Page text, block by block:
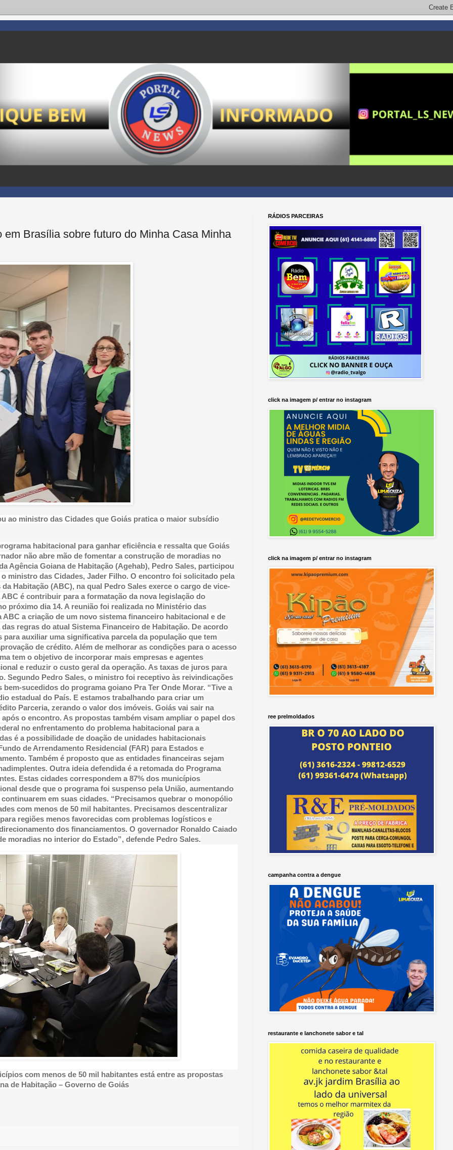
Brasília sobre futuro do Minha Casa Minha
ao ministro das Cidades que Goiás pratica o maior subsídio
habitacional para ganhar eficiência e ressalta que Goiás
não abre mão de fomentar a construção de moradias no
Agência Goiana de Habitação (Agehab), Pedro Sales, participou
ministro das Cidades, Jader Filho. O encontro foi solicitado pela
Habitação (ABC), na qual Pedro Sales exerce o cargo de vice-
é contribuir para a formatação da nova legislação do
próximo dia 14. A reunião foi realizada no Ministério das
a criação de um novo sistema financeiro habitacional e de
regras do atual Sistema Financeiro de Habitação. De acordo
auxiliar uma significativa parcela da população que tem
de crédito. Além de melhorar as condições para o acesso
tem o objetivo de incorporar mais empresas e agentes
e reduzir o custo geral da operação. As taxas de juros para
Segundo Pedro Sales, o ministro foi receptivo às reivindicações
sucedidos do programa goiano Pra Ter Onde Morar. “Tive a
estadual do País. E estamos trabalhando para criar um
Parceria, zerando o valor dos imóveis. Goiás vai sair na
o encontro. As propostas também visam ampliar o papel dos
no enfrentamento do problema habitacional para a
é a possibilidade de doação de unidades habitacionais
de Arrendamento Residencial (FAR) para Estados e
Também é proposto que as entidades financeiras sejam
Outra ideia defendida é a retomada do Programa
Estas cidades correspondem a 87% dos municípios
desde que o programa foi suspenso pela União, aumentando
em suas cidades. “Precisamos quebrar o monopólio
com menos de 50 mil habitantes. Precisamos descentralizar
regiões menos favorecidas com problemas logísticos e
dos financiamentos. O governador Ronaldo Caiado
moradias no interior do Estado”, defende Pedro Sales.
com menos de 50 mil habitantes está entre as propostas
de Habitação – Governo de Goiás
RÁDIOS PARCEIRAS
click na imagem p/ entrar no instagram
click na imagem p/ entrar no instagram
ree prelmoldados
campanha contra a dengue
restaurante e lanchonete sabor e tal